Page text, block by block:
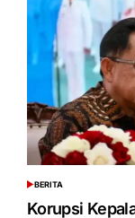
POSTED
IN
BERITA
Korupsi